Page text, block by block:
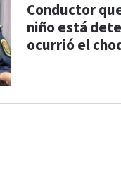
Conductor
niño está
ocurrió el